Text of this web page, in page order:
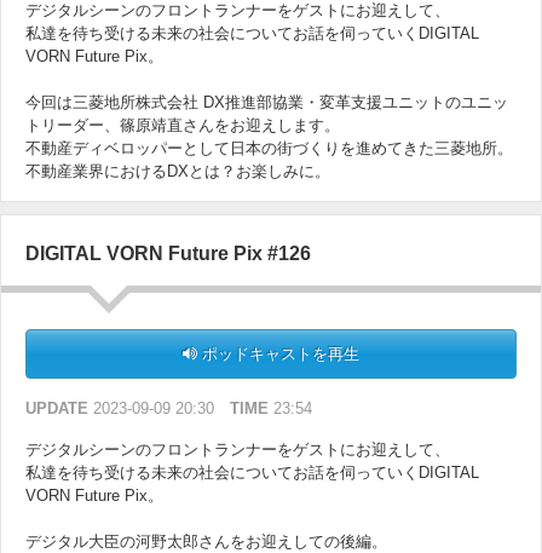
デジタルシーンのフロントランナーをゲストにお迎えして、
私達を待ち受ける未来の社会についてお話を伺っていくDIGITAL
VORN Future Pix。
今回は三菱地所株式会社 DX推進部協業・変革支援ユニットのユニッ
トリーダー、篠原靖直さんをお迎えします。
不動産ディベロッパーとして日本の街づくりを進めてきた三菱地所。
不動産業界におけるDXとは？お楽しみに。
DIGITAL VORN Future Pix #126
ポッドキャストを再生
UPDATE 2023-09-09 20:30 TIME 23:54
デジタルシーンのフロントランナーをゲストにお迎えして、
私達を待ち受ける未来の社会についてお話を伺っていくDIGITAL
VORN Future Pix。
デジタル大臣の河野太郎さんをお迎えしての後編。